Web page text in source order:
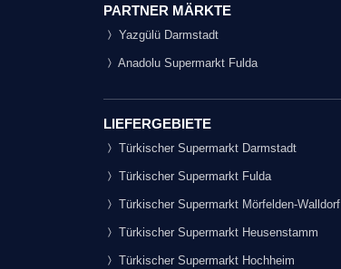
PARTNER MÄRKTE
Yazgülü Darmstadt
Anadolu Supermarkt Fulda
LIEFERGEBIETE
Türkischer Supermarkt Darmstadt
Türkischer Supermarkt Fulda
Türkischer Supermarkt Mörfelden-Walldorf
Türkischer Supermarkt Heusenstamm
Türkischer Supermarkt Hochheim